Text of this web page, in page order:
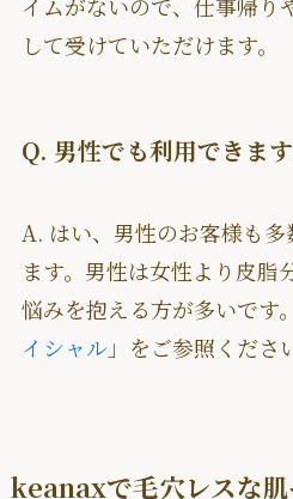
して受けていただけます。
Q. 男性でも利用できま
A. はい、男性のお客様も
ます。男性は女性より皮脂
悩みを抱える方が多いです
イシャル」をご参照くださ
keanaxで毛穴レスな